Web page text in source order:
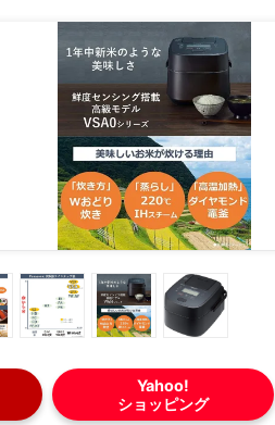
Yahoo!
ショッピング